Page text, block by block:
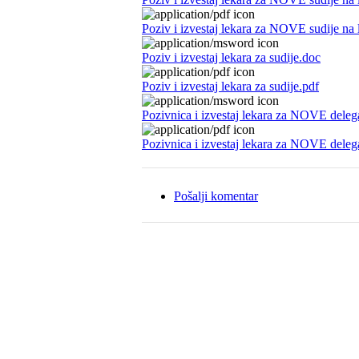
Poziv i izvestaj lekara za NOVE sudije na
Poziv i izvestaj lekara za sudije.doc
Poziv i izvestaj lekara za sudije.pdf
Pozivnica i izvestaj lekara za NOVE
Pozivnica i izvestaj lekara za NOVE
Pošalji komentar